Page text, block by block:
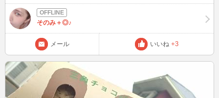
そのみ＋◎♪
メール いいね +3